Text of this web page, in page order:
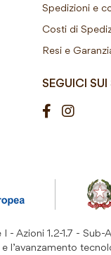
Spedizioni e
Costi di
Resi e
SEGUICI
Azioni 1.2-1.7 - Sub-
e l’avanzamento